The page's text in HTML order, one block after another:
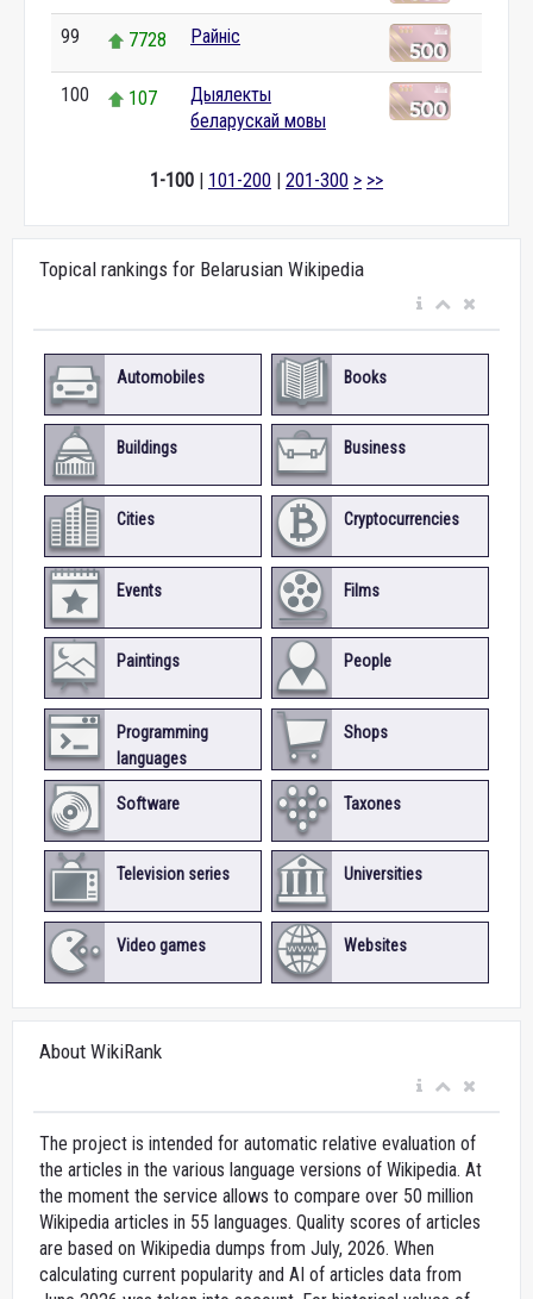
99 7728 Райніс
100 107
Дыялекты
беларускай мовы
1-100 | 101-200 | 201-300 > >>
Topical rankings for Belarusian Wikipedia
Automobiles Books
Buildings Business
Cities Cryptocurrencies
Events Films
Paintings People
Programming
languages
Shops
Software Taxones
Television series Universities
Video games Websites
About WikiRank
The project is intended for automatic relative evaluation of
the articles in the various language versions of Wikipedia. At
the moment the service allows to compare over 50 million
Wikipedia articles in 55 languages. Quality scores of articles
are based on Wikipedia dumps from July, 2026. When
calculating current popularity and AI of articles data from